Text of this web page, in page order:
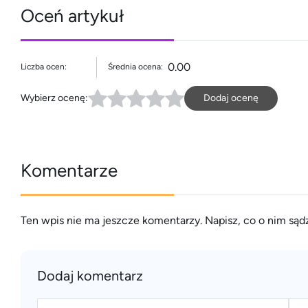
Oceń artykuł
Liczba ocen: Średnia ocena: 0.00
Wybierz ocenę: Dodaj ocenę
Komentarze
Ten wpis nie ma jeszcze komentarzy. Napisz, co o nim
Dodaj komentarz